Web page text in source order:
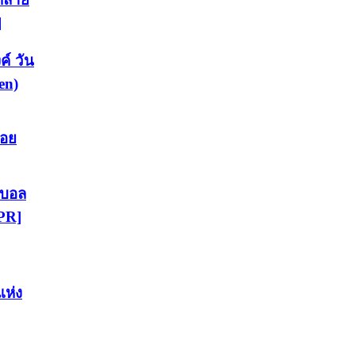
ค์ วัน
ย
อล
ห่ง